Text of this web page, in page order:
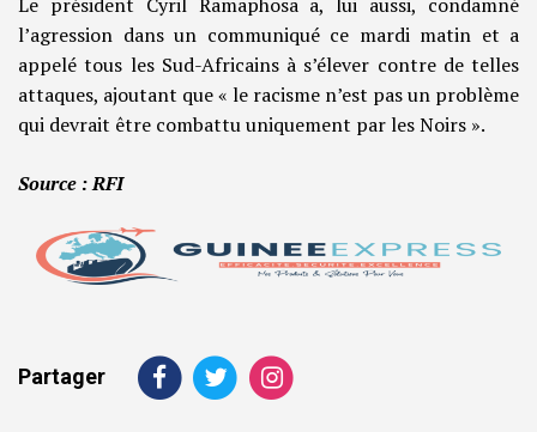
l’agression dans un communiqué ce mardi matin et a
appelé tous les Sud-Africains à s’élever contre de telles
attaques, ajoutant que « le racisme n’est pas un problème
qui devrait être combattu uniquement par les Noirs ».
Source : RFI
Partager